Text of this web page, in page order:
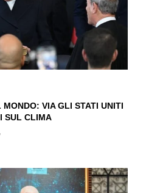
MONDO: VIA GLI STATI UNITI
SUL CLIMA